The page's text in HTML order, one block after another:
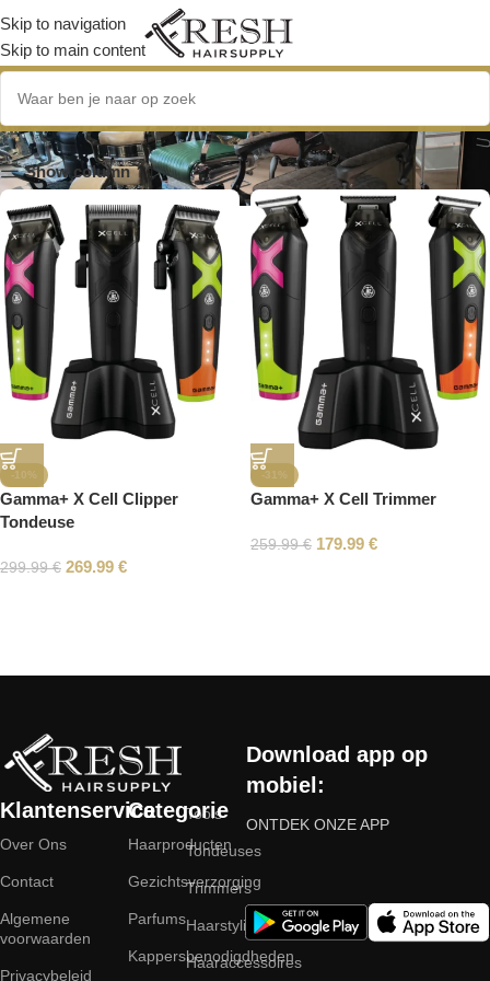
Skip to navigation
Skip to main content
X Cell
Show column
-10%
Gamma+ X Cell Clipper
Tondeuse
299.99€ 269.99 €
-31%
Gamma+ X Cell Trimmer
259.99€ 179.99 €
Klantenservice
Over Ons
Contact
Algemene
voorwaarden
Privacybeleid
Categorie
Haarproducten
Gezichtsverzorging
Parfums
Kappersbenodigdheden
Tools
Tondeuses
Trimmers
Haarstyling
Haaraccessoires
Download app op
mobiel:
ONTDEK ONZE APP